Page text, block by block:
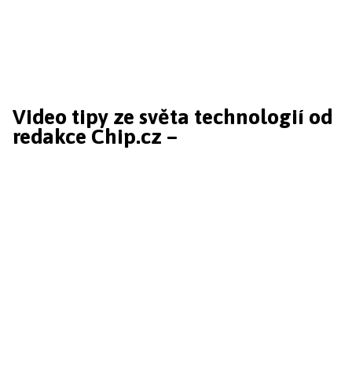
Video tipy ze světa technologií od
redakce Chip.cz –